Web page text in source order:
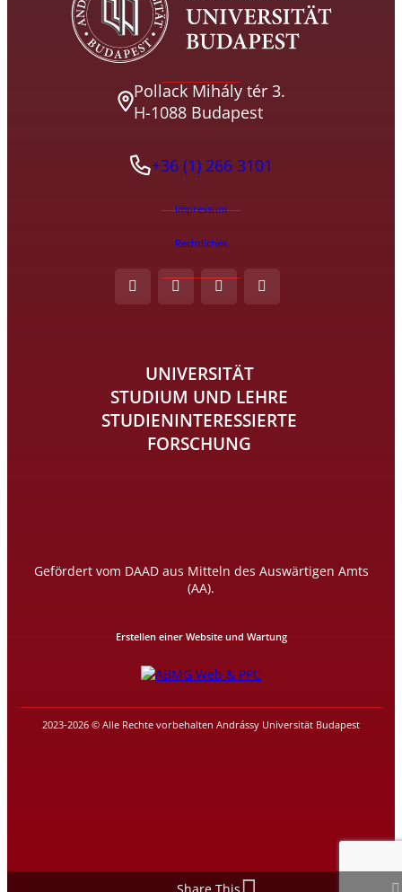
Pollack Mihály tér 3.
H-1088 Budapest
+36 (1) 266 3101
Impressum
Rechtliches
UNIVERSITÄT
STUDIUM UND LEHRE
STUDIENINTERESSIERTE
FORSCHUNG
Gefördert vom DAAD aus Mitteln des Auswärtigen Amts
(AA).
2023-2026 © Alle Rechte vorbehalten Andrássy Universität Budapest
Erstellen einer Website und Wartung